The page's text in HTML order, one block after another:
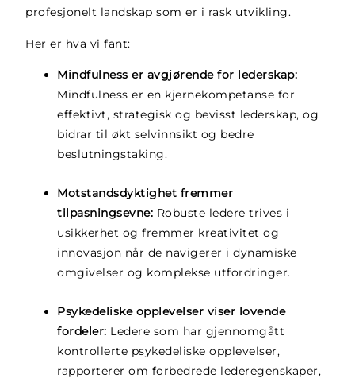
profesjonelt landskap som er i rask utvikling.
Her er hva vi fant:
Mindfulness er avgjørende for lederskap:
Mindfulness er en kjernekompetanse for
effektivt, strategisk og bevisst lederskap, og
bidrar til økt selvinnsikt og bedre
beslutningstaking.
Motstandsdyktighet fremmer
tilpasningsevne: Robuste ledere trives i
usikkerhet og fremmer kreativitet og
innovasjon når de navigerer i dynamiske
omgivelser og komplekse utfordringer.
Psykedeliske opplevelser viser lovende
fordeler: Ledere som har gjennomgått
kontrollerte psykedeliske opplevelser,
rapporterer om forbedrede lederegenskaper,